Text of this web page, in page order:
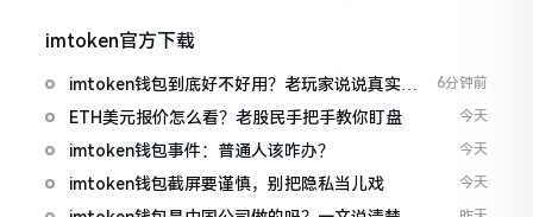
imtoken官方下载
imtoken钱包到底好不好用？老玩家说说真实体
验
6分钟前
ETH美元报价怎么看？老股民手把手教你盯盘 今天
imtoken钱包事件：普通人该咋办？ 今天
imtoken钱包截屏要谨慎，别把隐私当儿戏 今天